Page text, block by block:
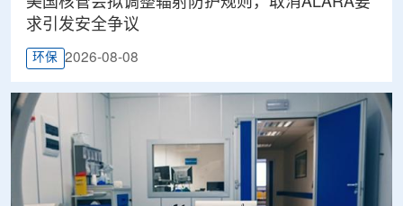
求引发安全争议
环保 2026-08-08